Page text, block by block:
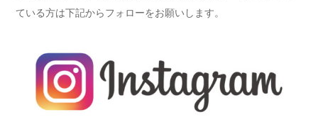
ている方は下記からフォローをお願いします。